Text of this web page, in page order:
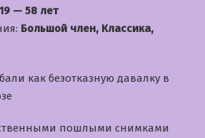
19 — 58 лет
Большой член, Классика,
как безотказную давалку в
пошлыми снимками